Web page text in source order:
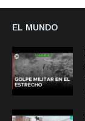
EL MUNDO